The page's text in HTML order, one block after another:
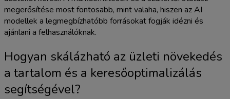
megerősítése most fontosabb, mint valaha, hiszen az AI
modellek a legmegbízhatóbb forrásokat fogják idézni és
ajánlani a felhasználóknak.
Hogyan skálázható az üzleti növekedés
a tartalom és a keresőoptimalizálás
segítségével?